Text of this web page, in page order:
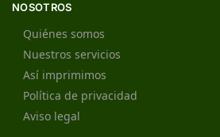
NOSOTROS
Quiénes somos
Nuestros servicios
Así imprimimos
Política de privacidad
Aviso legal